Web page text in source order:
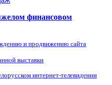
финансовом
и продвижению сайта
выставки
интернет-телевидении